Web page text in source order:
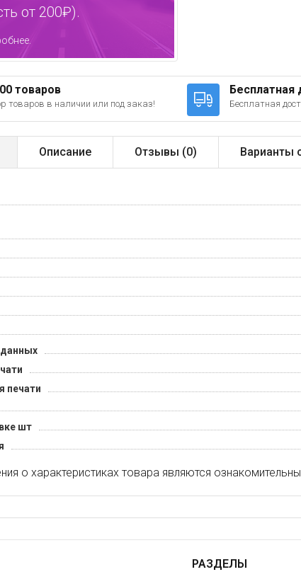
от 200₽).
товаров
товаров в наличии или под заказ!
Бесплатная
Бесплатная
Описание Отзывы (0) Варианты
печати
шт
о характеристиках товара являются
РАЗДЕЛЫ